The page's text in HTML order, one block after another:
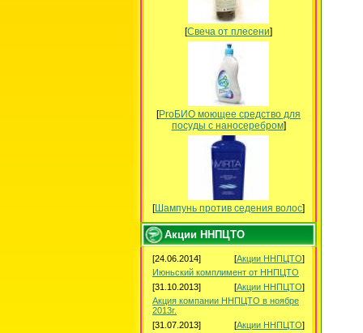
[Свеча от плесени]
[ProБИО моющее средство для
посуды c наносеребром]
[Шампунь против седения волос]
Акции ННПЦТО
[24.06.2014] [Акции ННПЦТО]
Июньский комплимент от ННПЦТО
[31.10.2013]
[Акции ННПЦТО]
Акция компании ННПЦТО в ноябре
2013г.
[31.07.2013]
[Акции ННПЦТО]